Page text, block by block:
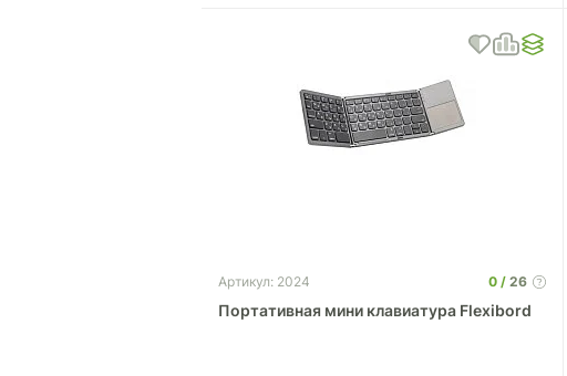
Артикул: 2024 0 26
Портативная мини клавиатура Flexibord